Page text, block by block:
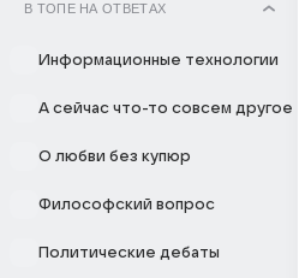
В ТОПЕ НА ОТВЕТАХ
Информационные технологии
А сейчас что-то совсем другое
О любви без купюр
Философский вопрос
Политические дебаты